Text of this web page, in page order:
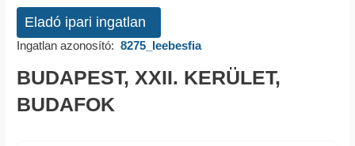
Eladó ipari ingatlan
Ingatlan azonosító: 8275_leebesfia
BUDAPEST, XXII. KERÜLET,
BUDAFOK